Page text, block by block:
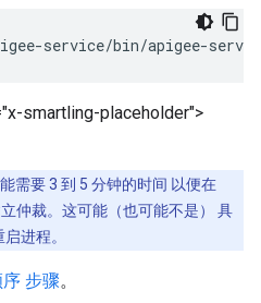
service/bin/apigee-
smartling-placeholder">
需要 3 到 5 分钟的时间 以便在
仲裁。这可能（也可能不是） 具
进程。
步骤。